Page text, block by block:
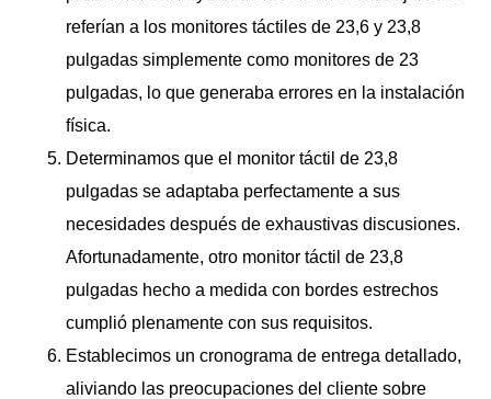
referían a los monitores táctiles de 23,6 y 23,8
pulgadas simplemente como monitores de 23
pulgadas, lo que generaba errores en la instalación
física.
Determinamos que el monitor táctil de 23,8
pulgadas se adaptaba perfectamente a sus
necesidades después de exhaustivas discusiones.
Afortunadamente, otro monitor táctil de 23,8
pulgadas hecho a medida con bordes estrechos
cumplió plenamente con sus requisitos.
Establecimos un cronograma de entrega detallado,
aliviando las preocupaciones del cliente sobre